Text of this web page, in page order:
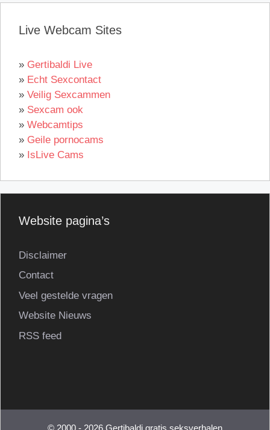
Live Webcam Sites
» Gertibaldi Live
» Echt Sexcontact
» Veilig Sexcammen
» Sexcam ook
» Webcamtips
» Geile pornocams
» IsLive Cams
Website pagina’s
Disclaimer
Contact
Veel gestelde vragen
Website Nieuws
RSS feed
© 2000 - 2026 Gertibaldi gratis seksverhalen